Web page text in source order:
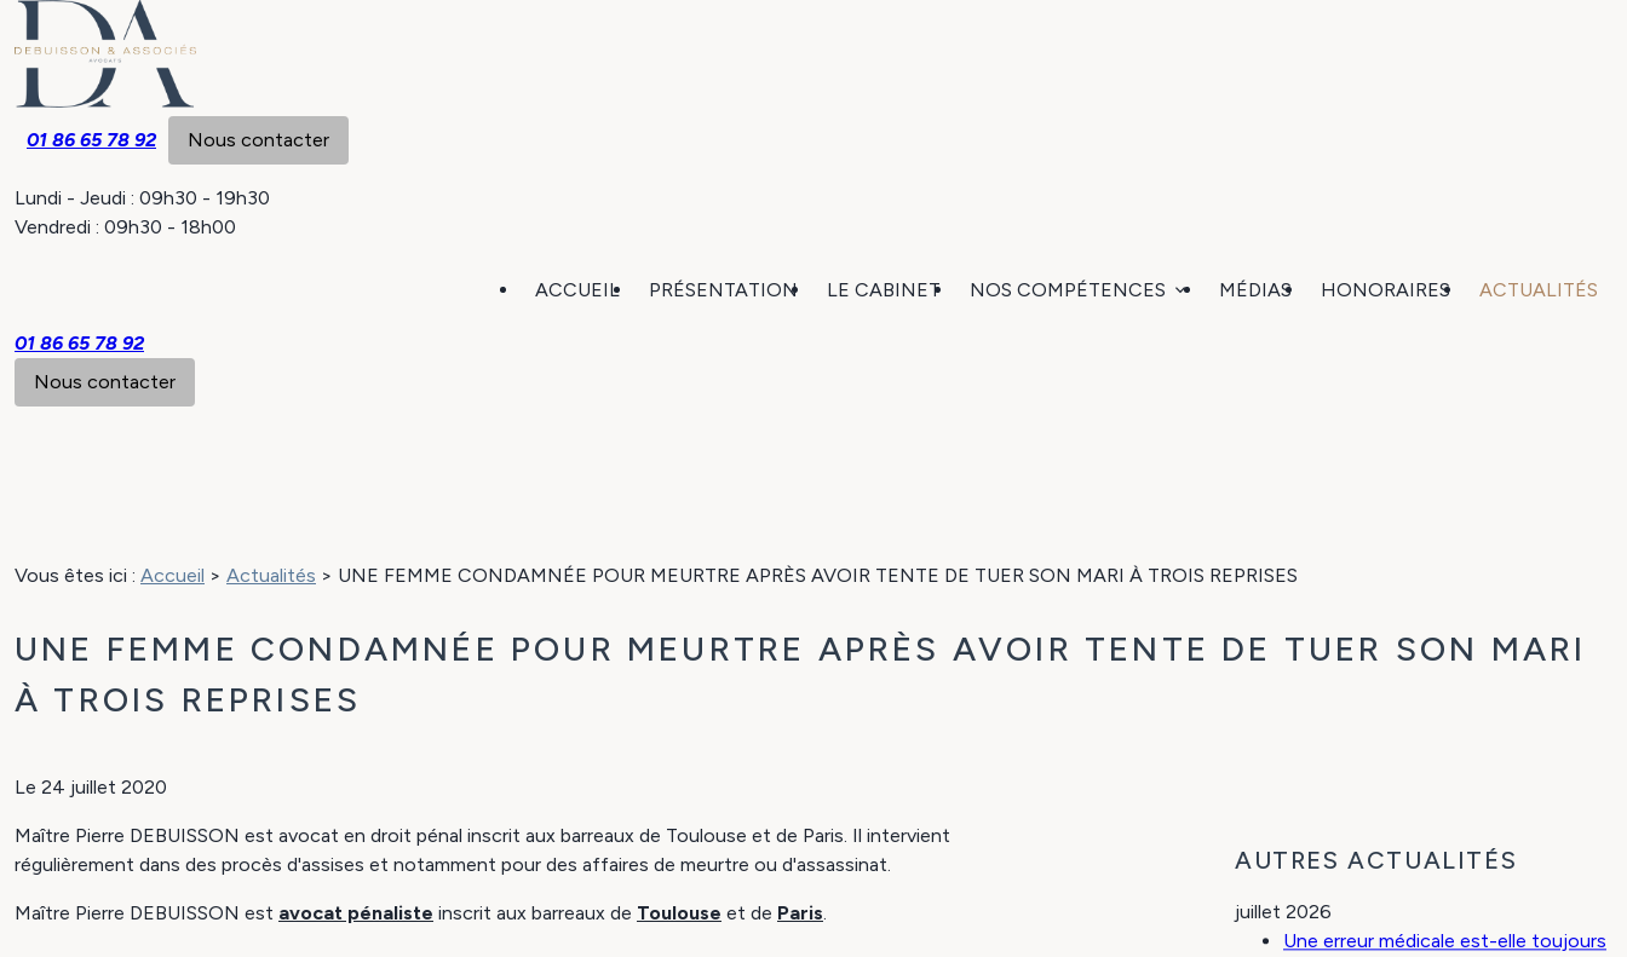
01 86 65 78 92 Nous contacter
Lundi - Jeudi : 09h30 - 19h30
Vendredi : 09h30 - 18h00
ACCUEIL PRÉSENTATION LE CABINET NOS COMPÉTENCES MÉDIAS HONORAIRES ACTUALITÉS
01 86 65 78 92
Nous contacter
Vous êtes ici : Accueil > Actualités > UNE FEMME CONDAMNÉE POUR MEURTRE APRÈS AVOIR TENTE DE TUER SON MARI À TROIS REPRISES
UNE FEMME CONDAMNÉE POUR MEURTRE APRÈS AVOIR TENTE DE TUER SON MARI
À TROIS REPRISES
Le 24 juillet 2020
Maître Pierre DEBUISSON est avocat en droit pénal inscrit aux barreaux de Toulouse et de Paris. Il intervient
régulièrement dans des procès d'assises et notamment pour des affaires de meurtre ou d'assassinat.
Maître Pierre DEBUISSON est avocat pénaliste inscrit aux barreaux de Toulouse et de Paris
AUTRES ACTUALITÉS
juillet 2026
Une erreur médicale est-elle toujours
Panneau de gestion des cookies